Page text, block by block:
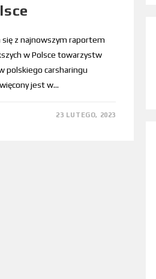
się z najnowszym raportem
w Polsce towarzystw
polskiego carsharingu
jest w…
23 LUTEGO, 2023